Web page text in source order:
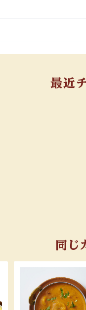
最近
同じ